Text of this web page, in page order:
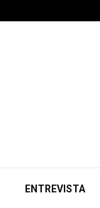
ENTREVISTA